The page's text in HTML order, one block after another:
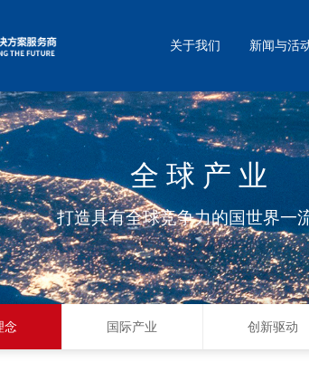
关于我们 新闻与活
全球产业
打造具有全球竞争力的国世界一
念 国际产业 创新驱动